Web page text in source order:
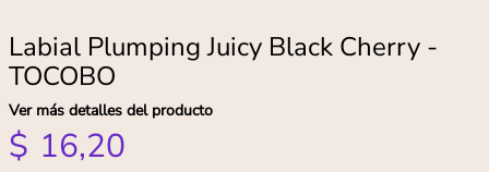
Labial Plumping Juicy Black Cherry -
TOCOBO
Ver más detalles del producto
$ 16,20